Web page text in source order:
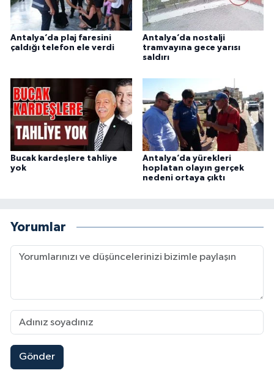
Antalya’da plaj faresini
çaldığı telefon ele verdi
Antalya’da nostalji
tramvayına gece yarısı
saldırı
Bucak kardeşlere tahliye
yok
Antalya’da yürekleri
hoplatan olayın gerçek
nedeni ortaya çıktı
Yorumlar
Gönder